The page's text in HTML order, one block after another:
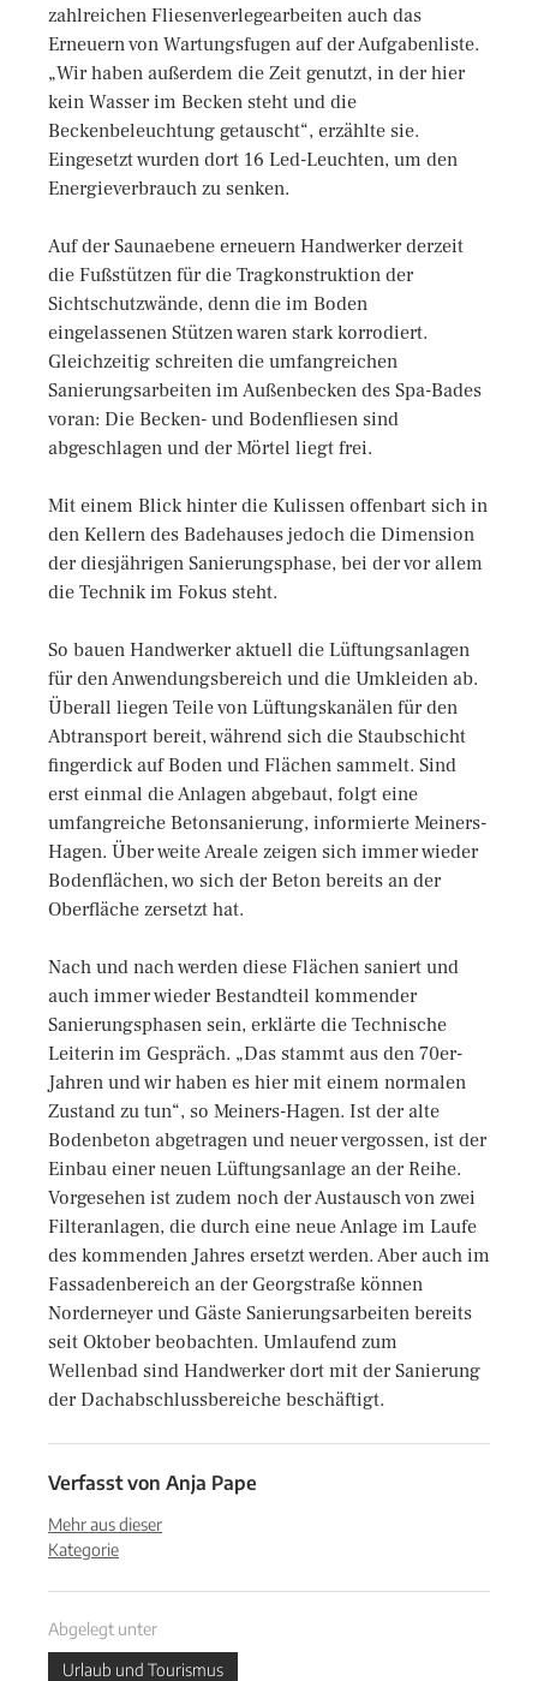
zahlreichen Fliesenverlegearbeiten auch das
Erneuern von Wartungsfugen auf der Aufgabenliste.
„Wir haben außerdem die Zeit genutzt, in der hier
kein Wasser im Becken steht und die
Beckenbeleuchtung getauscht“, erzählte sie.
Eingesetzt wurden dort 16 Led-Leuchten, um den
Energieverbrauch zu senken.
Auf der Saunaebene erneuern Handwerker derzeit
die Fußstützen für die Tragkonstruktion der
Sichtschutzwände, denn die im Boden
eingelassenen Stützen waren stark korrodiert.
Gleichzeitig schreiten die umfangreichen
Sanierungsarbeiten im Außenbecken des Spa-Bades
voran: Die Becken- und Bodenfliesen sind
abgeschlagen und der Mörtel liegt frei.
Mit einem Blick hinter die Kulissen offenbart sich in
den Kellern des Badehauses jedoch die Dimension
der diesjährigen Sanierungsphase, bei der vor allem
die Technik im Fokus steht.
So bauen Handwerker aktuell die Lüftungsanlagen
für den Anwendungsbereich und die Umkleiden ab.
Überall liegen Teile von Lüftungskanälen für den
Abtransport bereit, während sich die Staubschicht
fingerdick auf Boden und Flächen sammelt. Sind
erst einmal die Anlagen abgebaut, folgt eine
umfangreiche Betonsanierung, informierte Meiners-
Hagen. Über weite Areale zeigen sich immer wieder
Bodenflächen, wo sich der Beton bereits an der
Oberfläche zersetzt hat.
Nach und nach werden diese Flächen saniert und
auch immer wieder Bestandteil kommender
Sanierungsphasen sein, erklärte die Technische
Leiterin im Gespräch. „Das stammt aus den 70er-
Jahren und wir haben es hier mit einem normalen
Zustand zu tun“, so Meiners-Hagen. Ist der alte
Bodenbeton abgetragen und neuer vergossen, ist der
Einbau einer neuen Lüftungsanlage an der Reihe.
Vorgesehen ist zudem noch der Austausch von zwei
Filteranlagen, die durch eine neue Anlage im Laufe
des kommenden Jahres ersetzt werden. Aber auch im
Fassadenbereich an der Georgstraße können
Norderneyer und Gäste Sanierungsarbeiten bereits
seit Oktober beobachten. Umlaufend zum
Wellenbad sind Handwerker dort mit der Sanierung
der Dachabschlussbereiche beschäftigt.
Verfasst von Anja Pape
Mehr aus dieser
Kategorie
Abgelegt unter
Urlaub und Tourismus